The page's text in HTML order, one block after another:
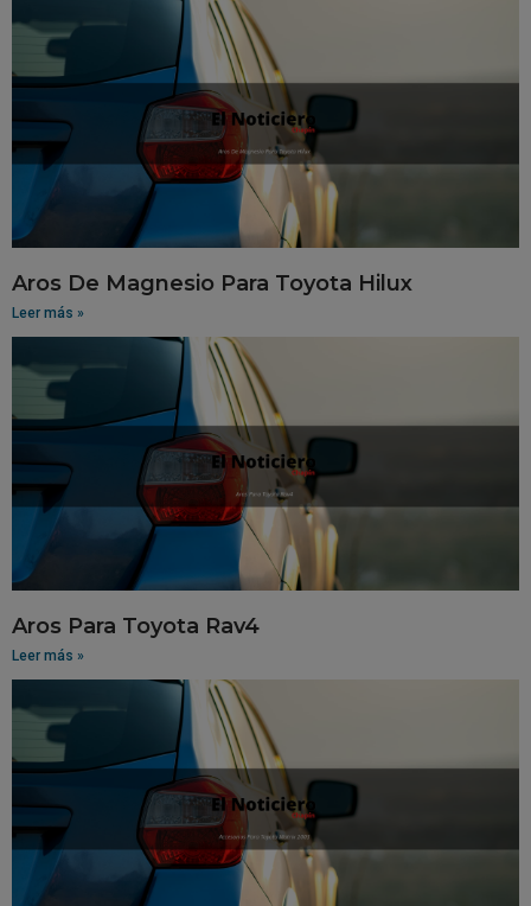
Aros De Magnesio Para Toyota Hilux
Leer más »
Aros Para Toyota Rav4
Leer más »